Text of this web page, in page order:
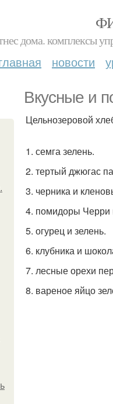
дома. комплексы
новости
Вкусные и
Цельнозеровой
1. семга зелень.
2. тертый джюгас
3. черника и
4. помидоры Черри
5. огурец и зелень.
6. клубника и
7. лесные орехи
8. вареное яйцо